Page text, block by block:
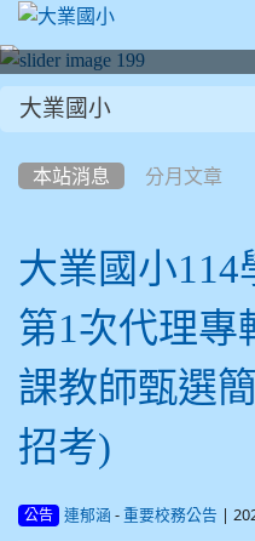
大業國小
本站消息 分月文章
大業國小114
第1次代理專
課教師甄選
招考)
公告 連郁涵 - 重要校務公告 |